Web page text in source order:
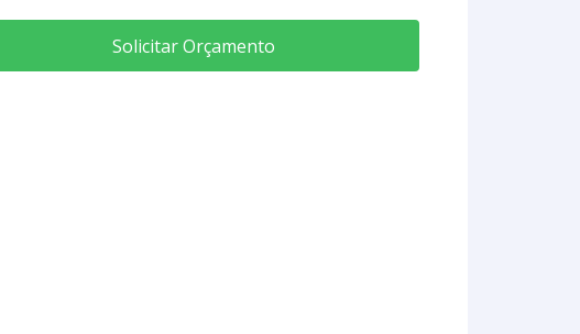
Solicitar Orçamento